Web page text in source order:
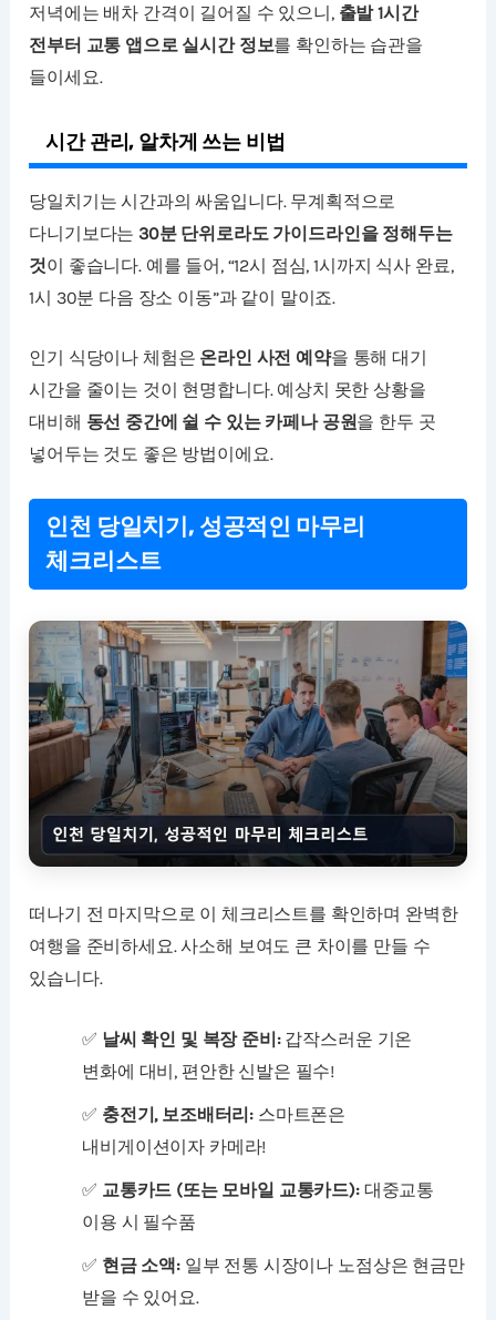
저녁에는 배차 간격이 길어질 수 있으니, 출발 1시간
전부터 교통 앱으로 실시간 정보를 확인하는 습관을
들이세요.
시간 관리, 알차게 쓰는 비법
당일치기는 시간과의 싸움입니다. 무계획적으로
다니기보다는 30분 단위로라도 가이드라인을 정해두는
것이 좋습니다. 예를 들어, “12시 점심, 1시까지 식사 완료,
1시 30분 다음 장소 이동”과 같이 말이죠.
인기 식당이나 체험은 온라인 사전 예약을 통해 대기
시간을 줄이는 것이 현명합니다. 예상치 못한 상황을
대비해 동선 중간에 쉴 수 있는 카페나 공원을 한두 곳
넣어두는 것도 좋은 방법이에요.
인천 당일치기, 성공적인 마무리
체크리스트
떠나기 전 마지막으로 이 체크리스트를 확인하며 완벽한
여행을 준비하세요. 사소해 보여도 큰 차이를 만들 수
있습니다.
✅ 날씨 확인 및 복장 준비:갑작스러운 기온
변화에 대비, 편안한 신발은 필수!
✅ 충전기, 보조배터리: 스마트폰은
내비게이션이자 카메라!
✅ 교통카드 (또는 모바일 교통카드):대중교통
이용 시 필수품
✅ 현금 소액:일부 전통 시장이나 노점상은 현금만
받을 수 있어요.